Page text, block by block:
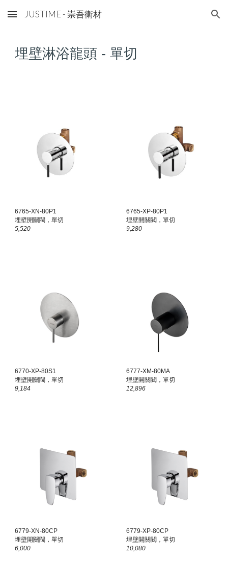
Skip to main content Skip to navigation
JUSTIME - 崇吾衛材
埋壁淋浴龍頭 - 單切
6765-XN-80P1
埋壁開關閥，單切
5,520
6765-XP-80P1
埋壁開關閥，單切
9,280
6770-XP-80S1
埋壁開關閥，單切
9,184
6777-XM-80MA
埋壁開關閥，單切
12,896
6779-XN-80CP
埋壁開關閥，單切
6,000
6779-XP-80CP
埋壁開關閥，單切
10,080